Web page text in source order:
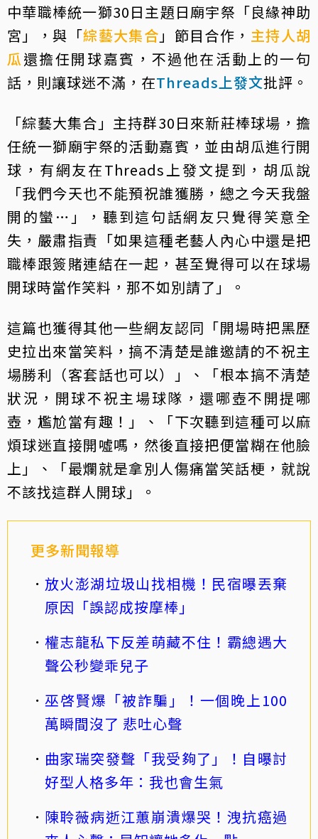
中華職棒統一獅30日主題日廟宇祭「良緣神助
宮」，與「綜藝大集合 」節目合作， 主持人胡
瓜還擔任開球嘉賓，不過他在活動上的一句
話，則讓球迷不滿，在Threads上發文批評。
「綜藝大集合」主持群30日來新莊棒球場，擔
任統一獅廟宇祭的活動嘉賓，並由胡瓜進行開
球，有網友在Threads上發文提到，胡瓜說
「我們今天也不能預祝誰獲勝，總之今天我盤
開的蠻…」，聽到這句話網友只覺得笑意全
失，嚴肅指責「如果這種老藝人內心中還是把
職棒跟簽賭連結在一起，甚至覺得可以在球場
開球時當作笑料，那不如別請了」。
這篇也獲得其他一些網友認同「開場時把黑歷
史拉出來當笑料，搞不清楚是誰邀請的不祝主
場勝利（客套話也可以）」、「根本搞不清楚
狀況，開球不祝主場球隊，還哪壺不開提哪
壺，尷尬當有趣！」、「下次聽到這種可以麻
煩球迷直接開噓嗎，然後直接把便當糊在他臉
上」、「最爛就是拿別人傷痛當笑話梗，就說
不該找這群人開球」。
更多新聞報導
放火澎湖垃圾山找相機！民宿曝丟棄
原因「誤認成按摩棒」
權志龍私下反差萌藏不住！霸總遇大
聲公秒變乖兒子
巫啓賢爆「被詐騙」！一個晚上100
萬瞬間沒了 悲吐心聲
曲家瑞突發聲「我受夠了」！自曝討
好型人格多年：我也會生氣
陳聆薇病逝江蕙崩潰爆哭！洩抗癌過